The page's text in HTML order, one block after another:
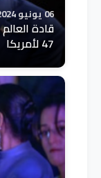
06 يونيو 2024
قادة
47 لأمريكا